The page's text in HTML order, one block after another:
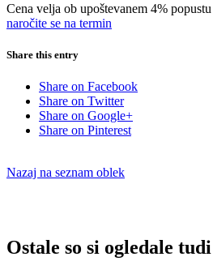
Cena velja ob upoštevanem 4%
naročite se na termin
Share this entry
Share on Facebook
Share on Twitter
Share on Google+
Share on Pinterest
Nazaj na seznam oblek
Ostale so si ogledale tudi